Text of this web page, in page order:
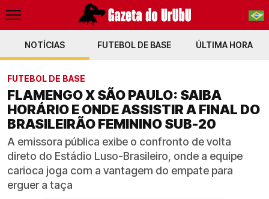
PT-BR
NOTÍCIAS FUTEBOL DE BASE ÚLTIMA HORA
FUTEBOL DE BASE
FLAMENGO X SÃO PAULO: SAIBA
HORÁRIO E ONDE ASSISTIR A FINAL DO
BRASILEIRÃO FEMININO SUB-20
A emissora pública exibe o confronto de volta
direto do Estádio Luso-Brasileiro, onde a equipe
carioca joga com a vantagem do empate para
erguer a taça